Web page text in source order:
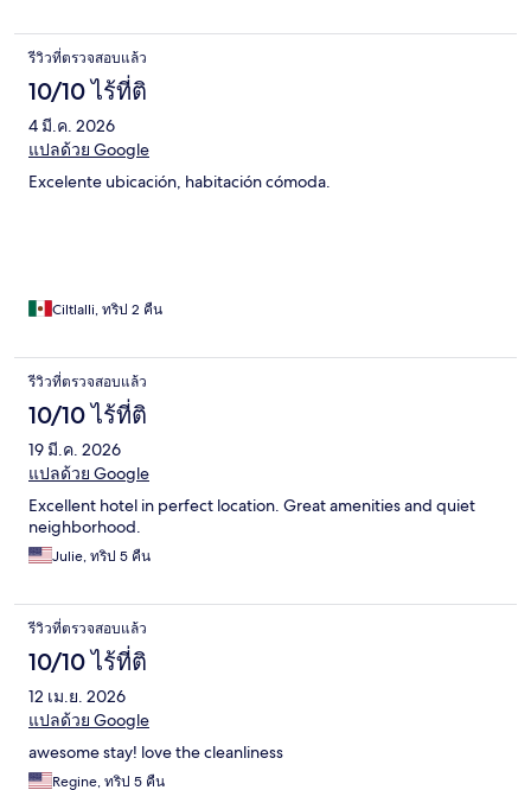
รีวิวที่ตรวจสอบแล้ว
10/10 ไร้ที่ติ
4 มี.ค. 2026
แปลด้วย Google
Excelente ubicación, habitación cómoda.
Ciltlalli, ทริป 2 คืน
รีวิวที่ตรวจสอบแล้ว
10/10 ไร้ที่ติ
19 มี.ค. 2026
แปลด้วย Google
Excellent hotel in perfect location. Great amenities and quiet
neighborhood.
Julie, ทริป 5 คืน
รีวิวที่ตรวจสอบแล้ว
10/10 ไร้ที่ติ
12 เม.ย. 2026
แปลด้วย Google
awesome stay! love the cleanliness
Regine, ทริป 5 คืน